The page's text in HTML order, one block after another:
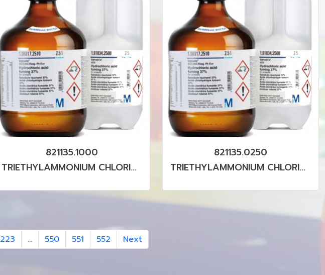
821135.1000
TRIETHYLAMMONIUM CHLORIDE
821135.0250
TRIETHYLAMMONIUM CHLORIDE
223 ... 550 551 552 Next